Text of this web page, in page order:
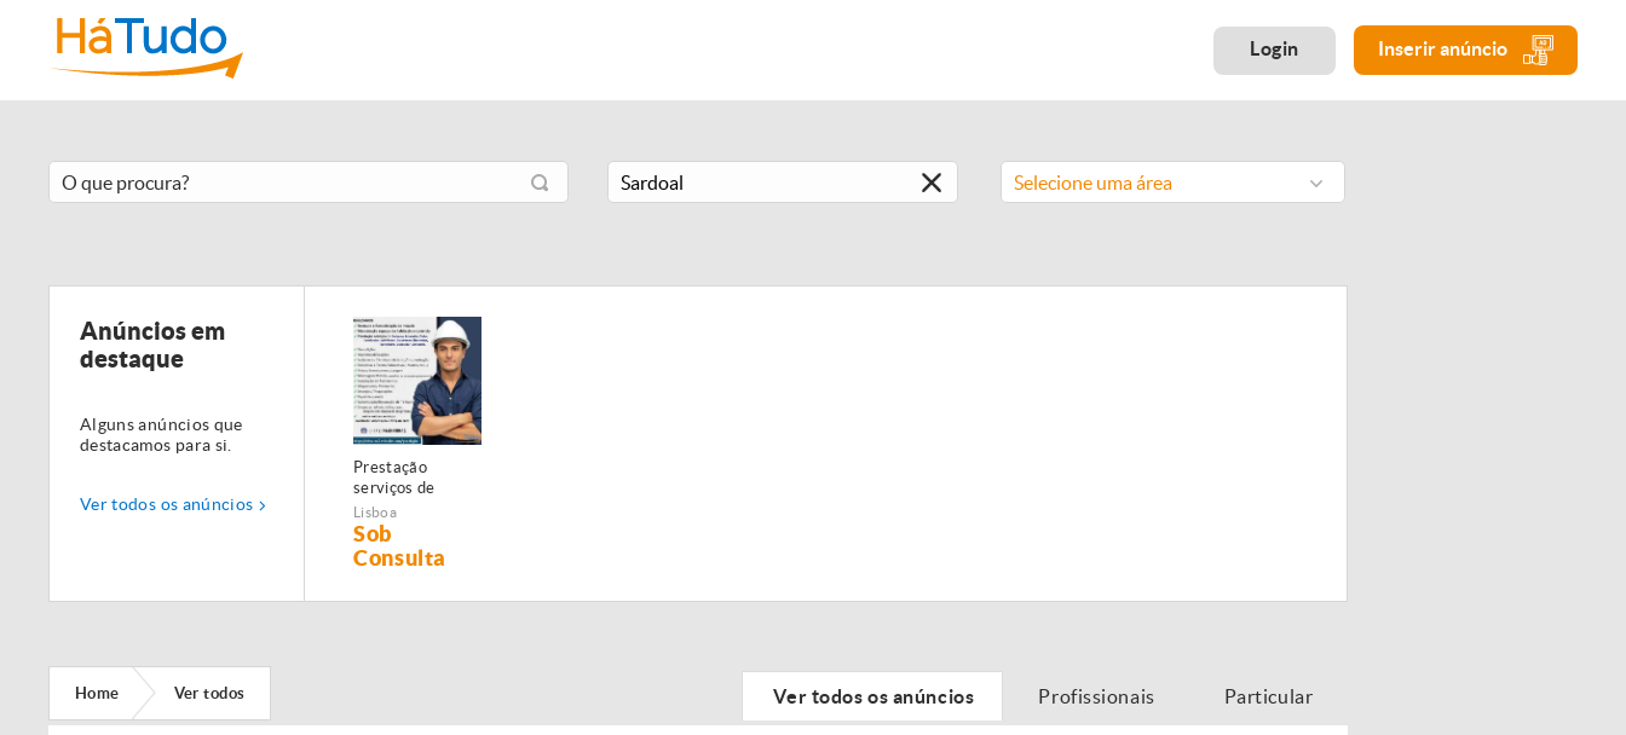
Login Inserir anúncio
Selecione uma área
Anúncios em
destaque
Alguns anúncios que
destacamos para si.
Ver todos os anúncios
Prestação
serviços de
Manutenção,
Restauro e
Remodelação de
imóveis!
Lisboa
Sob
Consulta
Home Ver todos Ver todos os anúncios Profissionais Particular